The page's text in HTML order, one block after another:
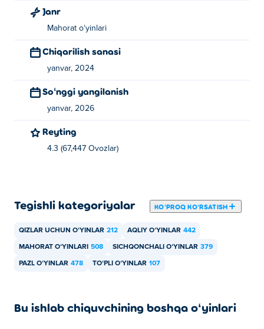
Janr
Mahorat oʻyinlari
Chiqarilish sanasi
yanvar, 2024
Soʻnggi yangilanish
yanvar, 2026
Reyting
4.3 (67,447 Ovozlar)
Tegishli kategoriyalar KOʻPROQ KOʻRSATISH
QIZLAR UCHUN OʻYINLAR 212 AQLIY OʻYINLAR 442
MAHORAT OʻYINLARI 508 SICHQONCHALI OʻYINLAR 379
PAZL OʻYINLAR 478 TOʻPLI OʻYINLAR 107
Bu ishlab chiquvchining boshqa oʻyinlari